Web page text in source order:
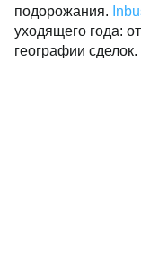
подорожания.
уходящего года:
географии сделок.